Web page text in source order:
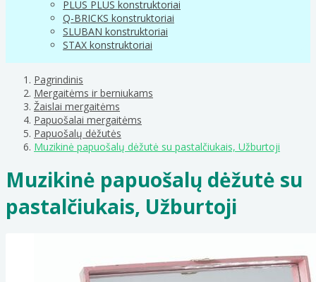
PLUS PLUS konstruktoriai
Q-BRICKS konstruktoriai
SLUBAN konstruktoriai
STAX konstruktoriai
Pagrindinis
Mergaitėms ir berniukams
Žaislai mergaitėms
Papuošalai mergaitėms
Papuošalų dėžutės
Muzikinė papuošalų dėžutė su pastalčiukais, Užburtoji
Muzikinė papuošalų dėžutė su
pastalčiukais, Užburtoji